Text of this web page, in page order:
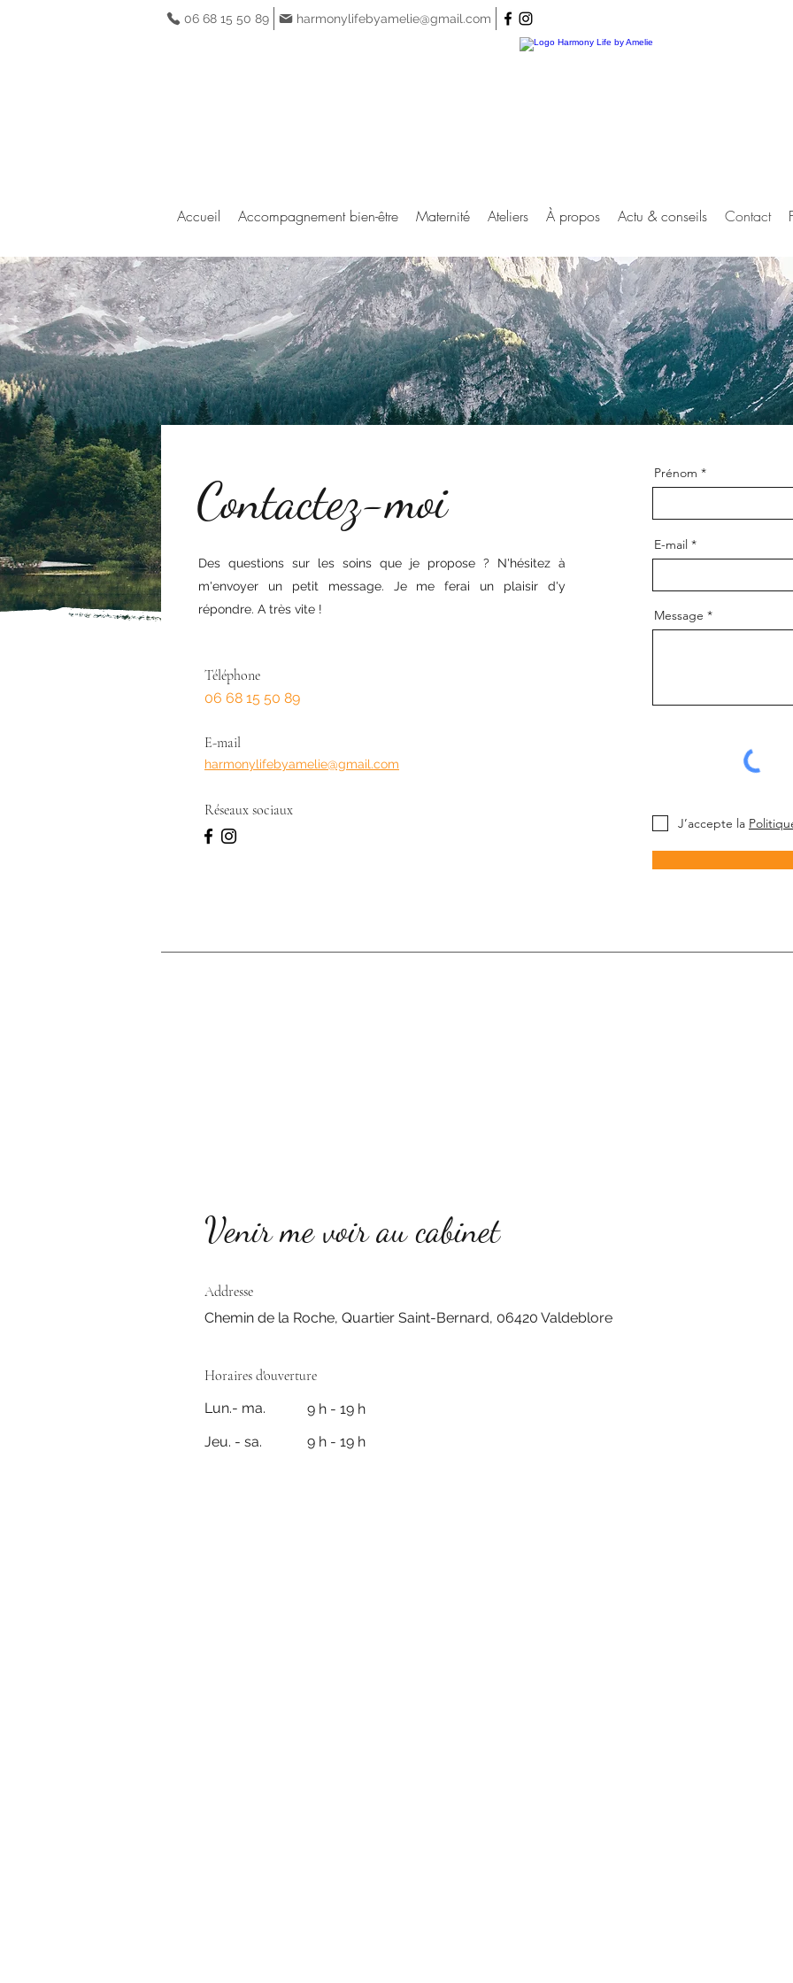
06 68 15 50 89 harmonylifebyamelie@gmail.com
Accueil Accompagnement bien-être Maternité Ateliers À propos Actu & conseils Contact
Contactez-moi
Des questions sur les soins que je propose ? N'hésitez à
m'envoyer un petit message. Je me ferai un plaisir d'y
répondre. A très vite !
Téléphone
06 68 15 50 89
E-mail
harmonylifebyamelie@gmail.com
Réseaux sociaux
Prénom
E-mail
Message
J’accepte la
Venir me voir au cabinet
Addresse
Chemin de la Roche, Quartier Saint-Bernard, 06420 Valdeblore
Horaires d'ouverture
Lun.- ma.
9 h - 19 h
Jeu. - sa.
9 h - 19 h